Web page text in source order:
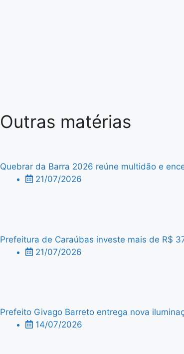
Outras matérias
Quebrar da Barra 2026 reúne multidão e
21/07/2026
Prefeitura de Caraúbas investe mais de R$
21/07/2026
Prefeito Givago Barreto entrega nova
14/07/2026